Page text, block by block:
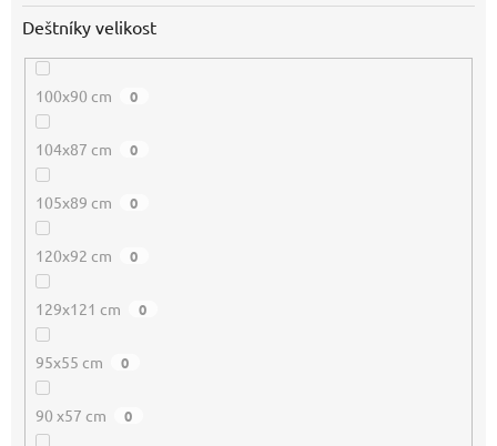
Deštníky velikost
100x90 cm 0
104x87 cm 0
105x89 cm 0
120x92 cm 0
129x121 cm 0
95x55 cm 0
90 x57 cm 0